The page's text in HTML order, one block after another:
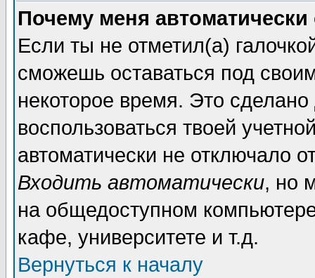
Почему меня автоматически
Если ты не отметил(а)
сможешь оставаться под
некоторое время. Это
воспользоваться твоей
автоматически не отключало
Входить автоматически, но
на общедоступном
кафе, университете и т.д.
Вернуться к началу